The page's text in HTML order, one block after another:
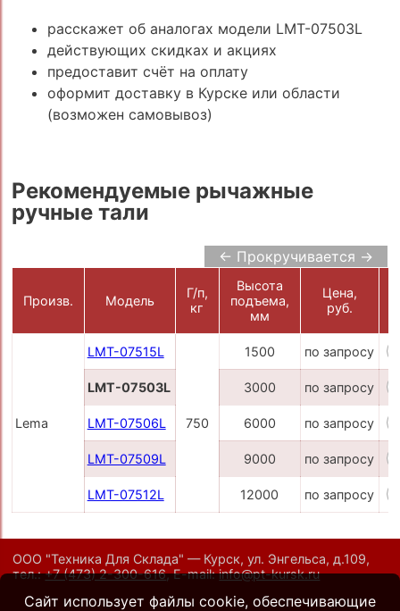
расскажет об аналогах модели LMT-07503L
действующих скидках и акциях
предоставит счёт на оплату
оформит доставку в Курске или области
(возможен самовывоз)
Рекомендуемые рычажные
ручные тали
← Прокручивается →
Произв. Модель
Г/п,
кг
Высота
подъема,
мм
Цена,
руб.
Lema
LMT-07515L
750
1500 по запросу
LMT-07503L 3000 по запросу
LMT-07506L 6000 по запросу
LMT-07509L 9000 по запросу
LMT-07512L 12000 по запросу
ООО "Техника Для Склада" — Курск, ул. Энгельса, д.109,
тел.:+7 (473) 2-300-616,E-mail:info@pt-kursk.ru
Сайт использует файлы cookie, обеспечивающие